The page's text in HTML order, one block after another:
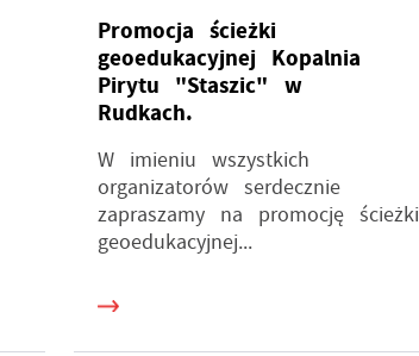
Promocja ścieżki
geoedukacyjnej Kopalnia
Pirytu "Staszic" w
Rudkach.
W imieniu wszystkich
organizatorów serdecznie
zapraszamy na promocję ścieżki
geoedukacyjnej...